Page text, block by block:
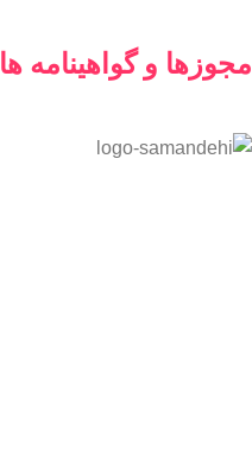
مجوزها و گواهینامه ها